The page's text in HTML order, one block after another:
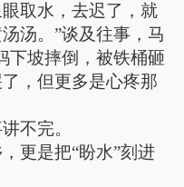
取水，去迟了，就
汤。”谈及往事，马
下坡摔倒，被铁桶砸
，但更多是心疼那
不完。
更是把“盼水”刻进